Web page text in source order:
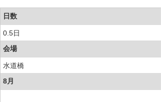
日数
0.5日
会場
水道橋
8月